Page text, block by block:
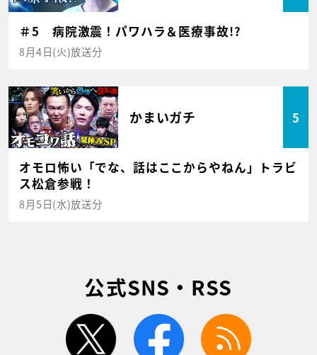
＃5 病院激震！パワハラ＆医療事故!?
8月4日(火)放送分
かまいガチ 5
オモロ怖い「でな、話はここからやねん」トラビ
ス松倉参戦！
8月5日(水)放送分
公式SNS・RSS
twitter facebook